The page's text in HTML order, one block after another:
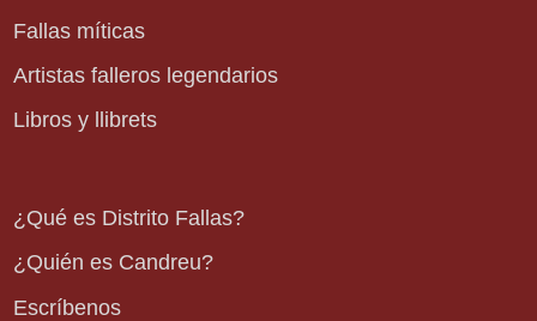
Fallas míticas
Artistas falleros legendarios
Libros y llibrets
¿Qué es Distrito Fallas?
¿Quién es Candreu?
Escríbenos